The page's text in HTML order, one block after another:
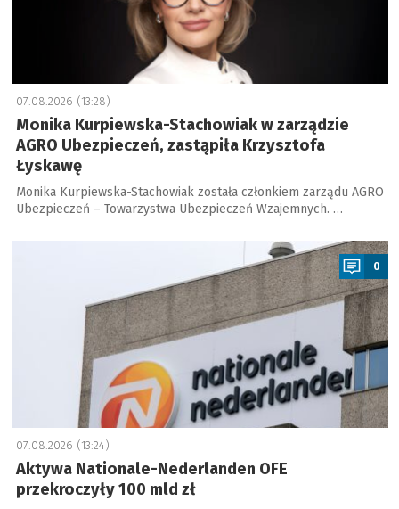
07.08.2026 (13:28)
Monika Kurpiewska-Stachowiak w zarządzie
AGRO Ubezpieczeń, zastąpiła Krzysztofa
Łyskawę
Monika Kurpiewska-Stachowiak została członkiem zarządu AGRO
Ubezpieczeń – Towarzystwa Ubezpieczeń Wzajemnych. …
0
07.08.2026 (13:24)
Aktywa Nationale-Nederlanden OFE
przekroczyły 100 mld zł